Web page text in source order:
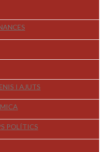
I AJUTS
POLÍTICS